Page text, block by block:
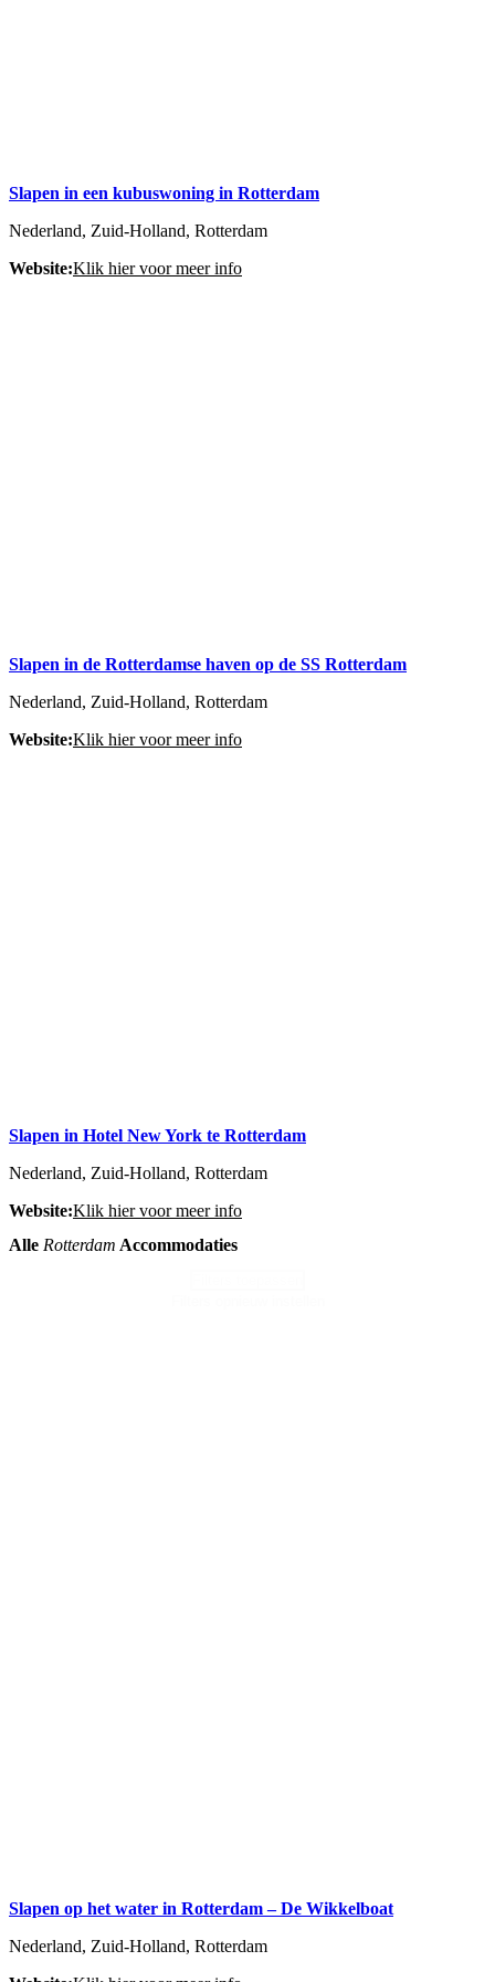
Slapen in een kubuswoning in Rotterdam
Nederland, Zuid-Holland, Rotterdam
Website:Klik hier voor meer info
Slapen in de Rotterdamse haven op de SS Rotterdam
Nederland, Zuid-Holland, Rotterdam
Website:Klik hier voor meer info
Slapen in Hotel New York te Rotterdam
Nederland, Zuid-Holland, Rotterdam
Website:Klik hier voor meer info
Alle Rotterdam Accommodaties
Slapen op het water in Rotterdam – De Wikkelboat
Nederland, Zuid-Holland, Rotterdam